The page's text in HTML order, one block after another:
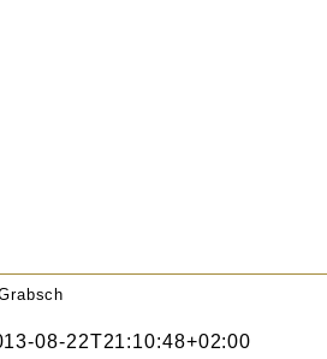
08-22T21:10:48+02:00